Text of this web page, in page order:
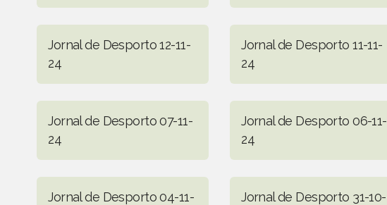
Jornal de Desporto 12-11-
24
Jornal de Desporto 11-11-
24
Jornal de Desporto 07-11-
24
Jornal de Desporto 06-11-
24
Jornal de Desporto 04-11-
Jornal de Desporto 31-10-